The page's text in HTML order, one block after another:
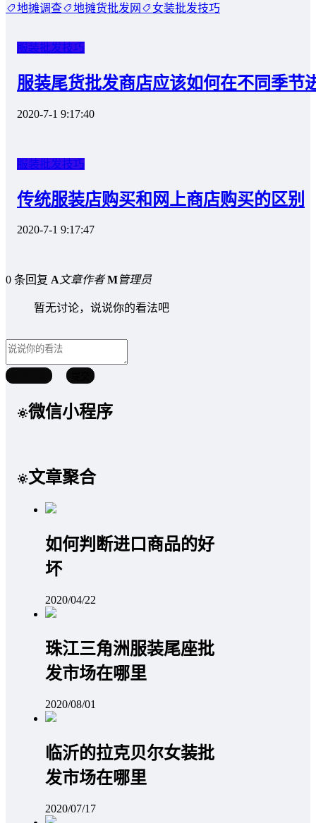
地摊调查 地摊货批发网 女装批发技巧
服装批发技巧
服装尾货批发商店应该如何在不同季节
2020-7-1 9:17:40
服装批发技巧
传统服装店购买和网上商店购买的区别
2020-7-1 9:17:47
0 条回复 A文章作者 M管理员
暂无讨论，说说你的看法吧
微信小程序
文章聚合
如何判断进口商品的好
坏
2020/04/22
珠江三角洲服装尾座批
发市场在哪里
2020/08/01
临沂的拉克贝尔女装批
发市场在哪里
2020/07/17